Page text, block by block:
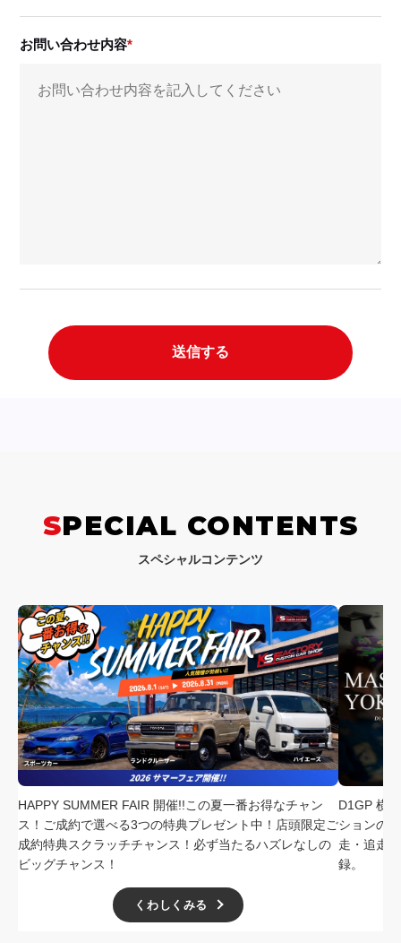
お問い合わせ内容
SPECIAL CONTENTS
スペシャルコンテンツ
HAPPY SUMMER FAIR 開催!!この夏一番お得なチャン
ス！ご成約で選べる3つの特典プレゼント中！店頭限定ご
成約特典スクラッチチャンス！必ず当たるハズレなしの
ビッグチャンス！
くわしくみる
D1GP 横
ションの
走・追走
録。